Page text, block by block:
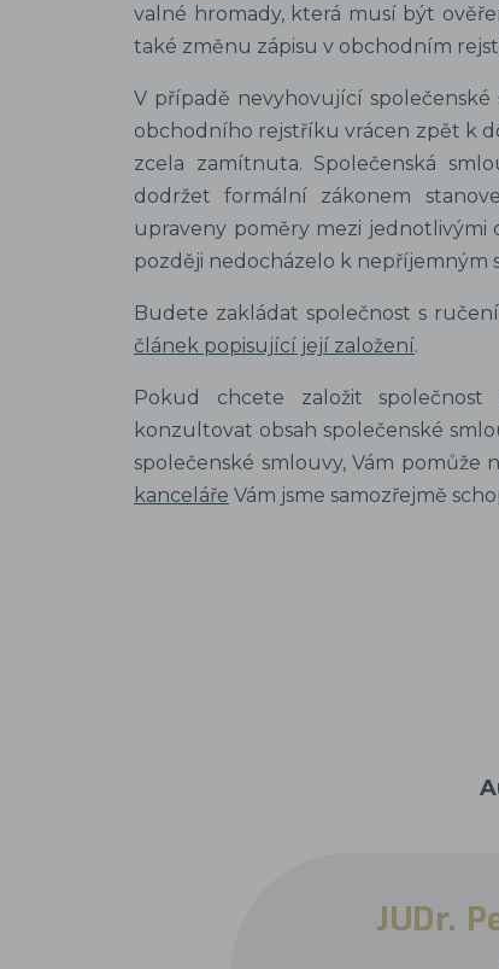
valné hromady, která musí být
také změnu zápisu v obchodním
V případě nevyhovující
obchodního rejstříku vrácen zpět k
zcela zamítnuta. Společenská
dodržet formální zákonem
upraveny poměry mezi jednotlivými
později nedocházelo k nepříjemným
Budete zakládat společnost s
článek popisující její založení.
Pokud chcete založit
konzultovat obsah společenské
společenské smlouvy, Vám pomůže
kanceláře Vám jsme samozřejmě
JUDr.